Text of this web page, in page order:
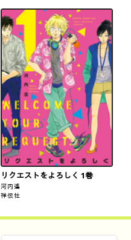
リクエストをよろしく 1巻
河内遙
祥伝社